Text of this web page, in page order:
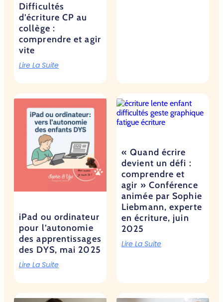
Difficultés
d’écriture CP au
collège :
comprendre et agir
vite
Lire La Suite
iPad ou ordinateur
pour l’autonomie
des apprentissages
des DYS, mai 2025
Lire La Suite
« Quand écrire
devient un défi :
comprendre et
agir » Conférence
animée par Sophie
Liebmann, experte
en écriture, juin
2025
Lire La Suite